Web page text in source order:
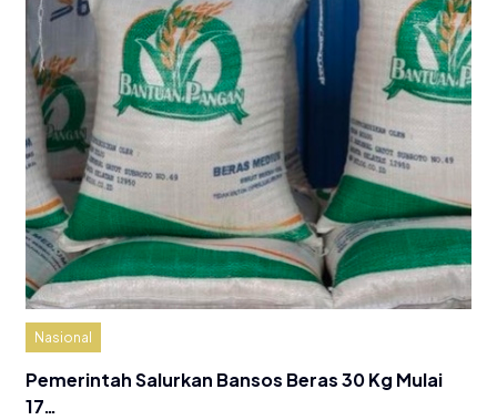
Nasional
Pemerintah Salurkan Bansos Beras 30 Kg Mulai
17…